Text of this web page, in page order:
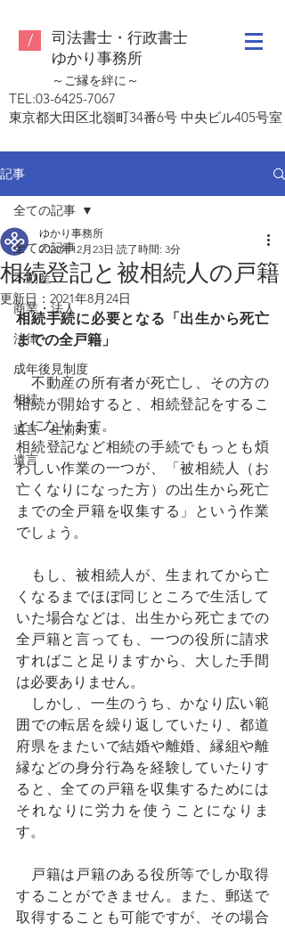
/
司法書士・行政書士
ゆかり事務所
～ご縁を絆に～
TEL:03-6425-7067
東京都大田区北嶺町34番6号 中央ビル405号室
記事
全ての記事
不動産
商業・法人
法律
成年後見制度
相続
遺言・生前対策
遺言
全ての記事
相続登記と被相続人の戸籍
ゆかり事務所
2020年12月23日 読了時間: 3分
更新日： 2021年8月24日
相続手続に必要となる「出生から死亡
までの全戸籍」
不動産の所有者が死亡し、その方の
相続が開始すると、相続登記をするこ
とになります。
相続登記など相続の手続でもっとも煩
わしい作業の一つが、「被相続人（お
亡くなりになった方）の出生から死亡
までの全戸籍を収集する」という作業
でしょう。
もし、被相続人が、生まれてから亡
くなるまでほぼ同じところで生活して
いた場合などは、出生から死亡までの
全戸籍と言っても、一つの役所に請求
すればこと足りますから、大した手間
は必要ありません。
しかし、一生のうち、かなり広い範
囲での転居を繰り返していたり、都道
府県をまたいで結婚や離婚、縁組や離
縁などの身分行為を経験していたりす
ると、全ての戸籍を収集するためには
それなりに労力を使うことになりま
す。
戸籍は戸籍のある役所等でしか取得
することができません。また、郵送で
取得することも可能ですが、その場合